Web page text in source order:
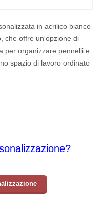
in acrilico bianco
che offre un'opzione di
per organizzare pennelli e
spazio di lavoro ordinato